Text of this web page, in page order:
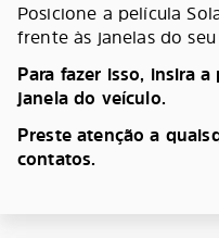
Posicione a película
frente às janelas do
Para fazer isso, insira
janela do veículo.
Preste atenção a
contatos.